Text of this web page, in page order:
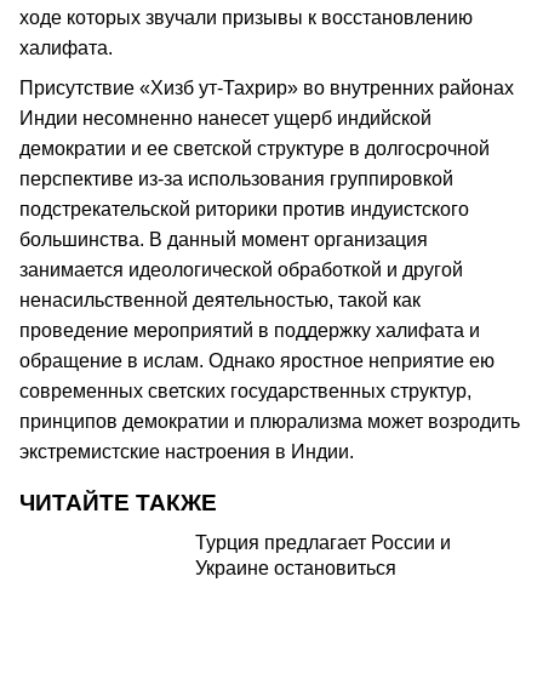
ходе которых звучали призывы к восстановлению
халифата.
Присутствие «Хизб ут-Тахрир» во внутренних районах
Индии несомненно нанесет ущерб индийской
демократии и ее светской структуре в долгосрочной
перспективе из-за использования группировкой
подстрекательской риторики против индуистского
большинства. В данный момент организация
занимается идеологической обработкой и другой
ненасильственной деятельностью, такой как
проведение мероприятий в поддержку халифата и
обращение в ислам. Однако яростное неприятие ею
современных светских государственных структур,
принципов демократии и плюрализма может возродить
экстремистские настроения в Индии.
ЧИТАЙТЕ ТАКЖЕ
Турция предлагает России и
Украине остановиться